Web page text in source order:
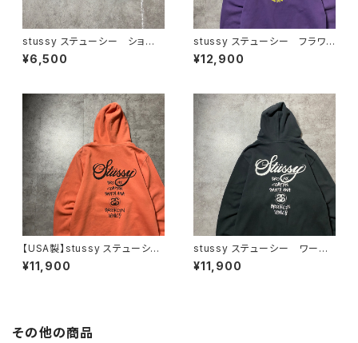
stussy ステューシー ショー
ンフォント 刺繍ロゴ アクリル
100% ブラック 黒 ニット
¥6,500
stussy ステューシー フラワ
ー グラフィック バックプリン
ト パープル スウェット パー
¥12,900
【USA製】stussy ステューシ
ー ワールドツアー バックプリ
ント オレンジ スウェット パ
¥11,900
stussy ステューシー ワール
ドツアー バックプリント フル
ジップ パーカー スウェット
¥11,900
その他の商品